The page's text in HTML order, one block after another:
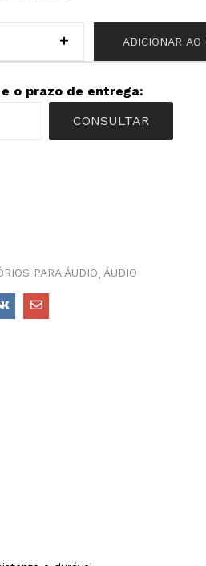
ADICIONAR AO
o prazo de entrega:
CONSULTAR
PARA ÁUDIO ÁUDIO